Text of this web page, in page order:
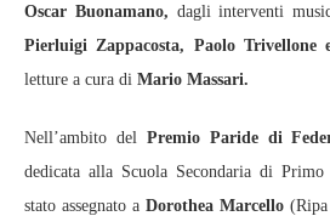
Oscar Buonamano, dagli interventi
Pierluigi Zappacosta, Paolo Trivellone
letture a cura di Mario Massari.
Nell’ambito del Premio Paride di
dedicata alla Scuola Secondaria di
stato assegnato a Dorothea Marcello